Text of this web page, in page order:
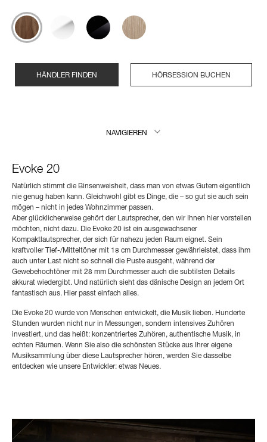
HÄNDLER FINDEN HÖRSESSION BUCHEN
NAVIGIEREN
Evoke 20
Natürlich stimmt die Binsenweisheit, dass man von etwas Gutem eigentlich
nie genug haben kann. Gleichwohl gibt es Dinge, die – so gut sie auch sein
mögen – nicht in jedes Wohnzimmer passen.
Aber glücklicherweise gehört der Lautsprecher, den wir Ihnen hier vorstellen
möchten, nicht dazu. Die Evoke 20 ist ein ausgewachsener
Kompaktlautsprecher, der sich für nahezu jeden Raum eignet. Sein
kraftvoller Tief-/Mitteltöner mit 18 cm Durchmesser gewährleistet, dass ihm
auch unter Last nicht so schnell die Puste ausgeht, während der
Gewebehochtöner mit 28 mm Durchmesser auch die subtilsten Details
akkurat wiedergibt. Und natürlich sieht das dänische Design an jedem Ort
fantastisch aus. Hier passt einfach alles.
Die Evoke 20 wurde von Menschen entwickelt, die Musik lieben. Hunderte
Stunden wurden nicht nur in Messungen, sondern intensives Zuhören
investiert, und das heißt: konzentriertes Zuhören, authentische Musik, in
echten Räumen. Wenn Sie also die schönsten Stücke aus Ihrer eigene
Musiksammlung über diese Lautsprecher hören, werden Sie dasselbe
entdecken wie unsere Entwickler: etwas Neues.